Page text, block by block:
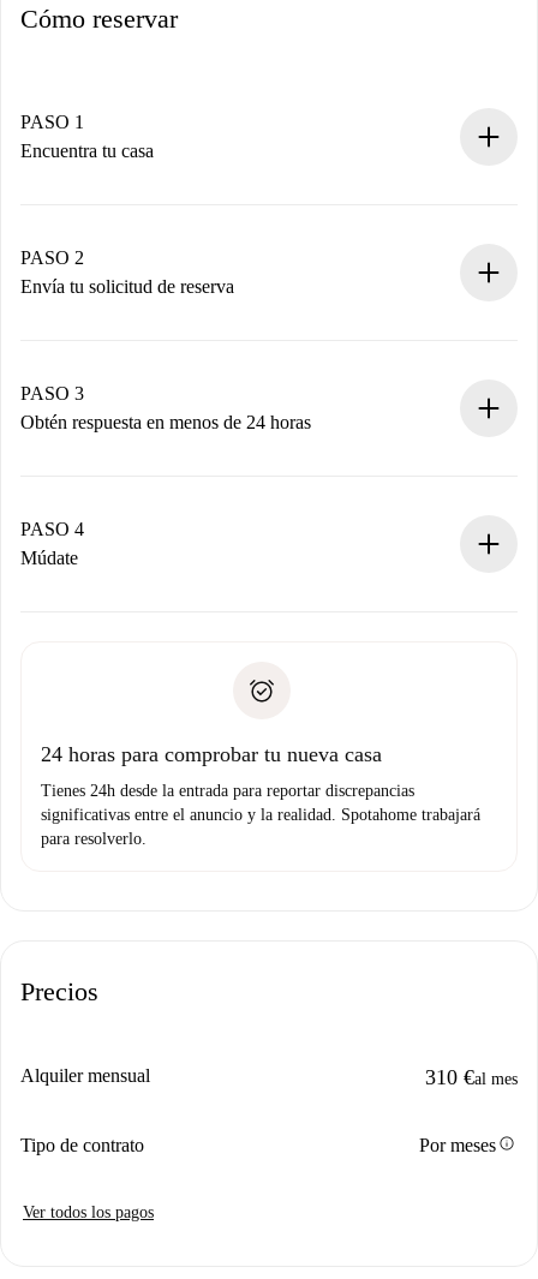
Cómo reservar
PASO 1
Encuentra tu casa
Tienes toda la información necesaria por adelantado.
PASO 2
Envía tu solicitud de reserva
propietario acepte.
PASO 3
Obtén respuesta en menos de 24 horas
contacto con el propietario.
Si es rechazada: No te haremos ningún cargo y te
Prueba de solvencia
PASO 4
Múdate
no nos comunicas ningún problema.
24 horas para comprobar tu nueva casa
Tienes 24h desde la entrada para reportar discrepancias
significativas entre el anuncio y la realidad. Spotahome trabajará
para resolverlo.
Precios
Alquiler mensual 310 €al mes
Tipo de contrato Por mesesinfo
Ver todos los pagos